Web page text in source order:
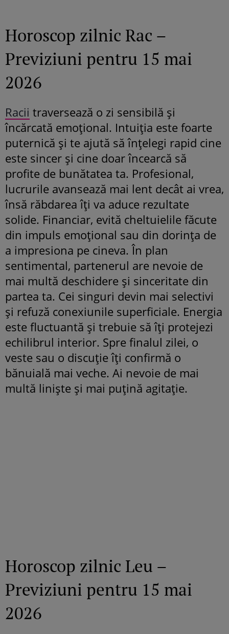
Horoscop zilnic Rac –
Previziuni pentru 15 mai
2026
Racii traversează o zi sensibilă și
încărcată emoțional. Intuiția este foarte
puternică și te ajută să înțelegi rapid cine
este sincer și cine doar încearcă să
profite de bunătatea ta. Profesional,
lucrurile avansează mai lent decât ai vrea,
însă răbdarea îți va aduce rezultate
solide. Financiar, evită cheltuielile făcute
din impuls emoțional sau din dorința de
a impresiona pe cineva. În plan
sentimental, partenerul are nevoie de
mai multă deschidere și sinceritate din
partea ta. Cei singuri devin mai selectivi
și refuză conexiunile superficiale. Energia
este fluctuantă și trebuie să îți protejezi
echilibrul interior. Spre finalul zilei, o
veste sau o discuție îți confirmă o
bănuială mai veche. Ai nevoie de mai
multă liniște și mai puțină agitație.
Horoscop zilnic Leu –
Previziuni pentru 15 mai
2026